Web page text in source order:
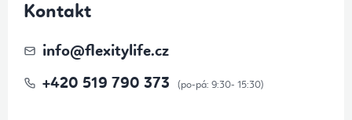
Kontakt
info@flexitylife.cz
+420 519 790 373